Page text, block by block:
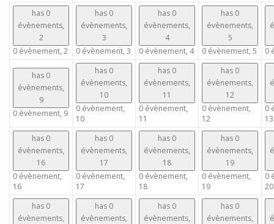
has 0
évènements,
2
0 évènement, 2
has 0
évènements,
3
0 évènement, 3
has 0
évènements,
4
0 évènement, 4
has 0
évènements,
5
0 évènement, 5 0
has 0
évènements,
9
0 évènement, 9
has 0
évènements,
10
0 évènement,
10
has 0
évènements,
11
0 évènement,
11
has 0
évènements,
12
0 évènement,
12
0
13
has 0
évènements,
16
0 évènement,
16
has 0
évènements,
17
0 évènement,
17
has 0
évènements,
18
0 évènement,
18
has 0
évènements,
19
0 évènement,
19
0
20
has 0
évènements,
has 0
évènements,
has 0
évènements,
has 0
évènements,